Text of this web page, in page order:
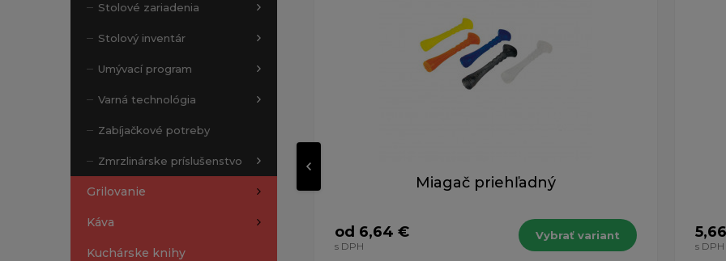
Stolové zariadenia
Stolový inventár
Umývací program
Varná technológia
Zabíjačkové potreby
Zmrzlinárske príslušenstvo
Grilovanie
Káva
Kuchárske knihy
Miagač priehľadný
od 6,64 €
s DPH
Vybrať variant
s DPH